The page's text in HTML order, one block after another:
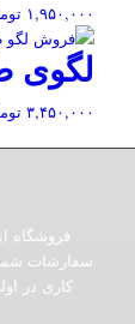
۱,۹۵۰,۰۰۰
لگوی
۳,۴۵۰,۰۰۰
سفارشات
کاری در